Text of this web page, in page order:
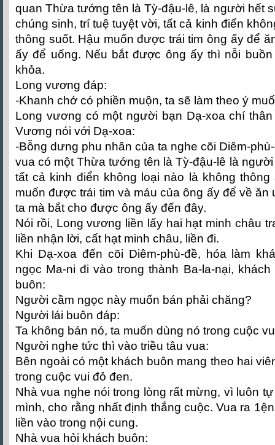
quan Thừa tướng tên là Tỳ-đậu-lê, là người hết
chúng sinh, trí tuệ tuyệt vời, tất cả kinh điển
thông suốt. Hậu muốn được trái tim ông ấy để
ấy để uống. Nếu bắt được ông ấy thì nỗi
khỏa.
Long vương đáp:
-Khanh chớ có phiền muộn, ta sẽ làm theo ý
Long vương có một người bạn Dạ-xoa chí
Vương nói với Dạ-xoa:
-Bỗng dưng phu nhân của ta nghe cõi Diêm-
vua có một Thừa tướng tên là Tỳ-đậu-lê là
tất cả kinh điển không loại nào là không
muốn được trái tim và máu của ông ấy để về ăn
ta mà bắt cho được ông ấy đến đây.
Nói rồi, Long vương liền lấy hai hạt minh châu
liền nhận lời, cất hạt minh châu, liền đi.
Khi Dạ-xoa đến cõi Diêm-phù-đề, hóa làm
ngọc Ma-ni đi vào trong thành Ba-la-nại,
buôn:
Người cầm ngọc này muốn bán phải chăng?
Người lái buôn đáp:
Ta không bán nó, ta muốn dùng nó trong cuộc
Người nghe tức thì vào triều tâu vua:
Bên ngoài có một khách buôn mang theo hai
trong cuộc vui đỏ đen.
Nhà vua nghe nói trong lòng rất mừng, vì luôn
mình, cho rằng nhất định thắng cuộc. Vua ra
liền vào trong nội cung.
Nhà vua hỏi khách buôn: